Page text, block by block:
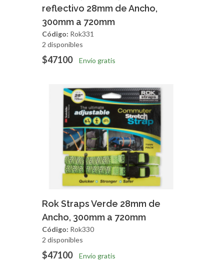
reflectivo 28mm de Ancho,
300mm a 720mm
Código: Rok331
2 disponibles
$47100 Envío gratis
Agregar Vista Rapida
Rok Straps Verde 28mm de
Ancho, 300mm a 720mm
Código: Rok330
2 disponibles
$47100 Envío gratis